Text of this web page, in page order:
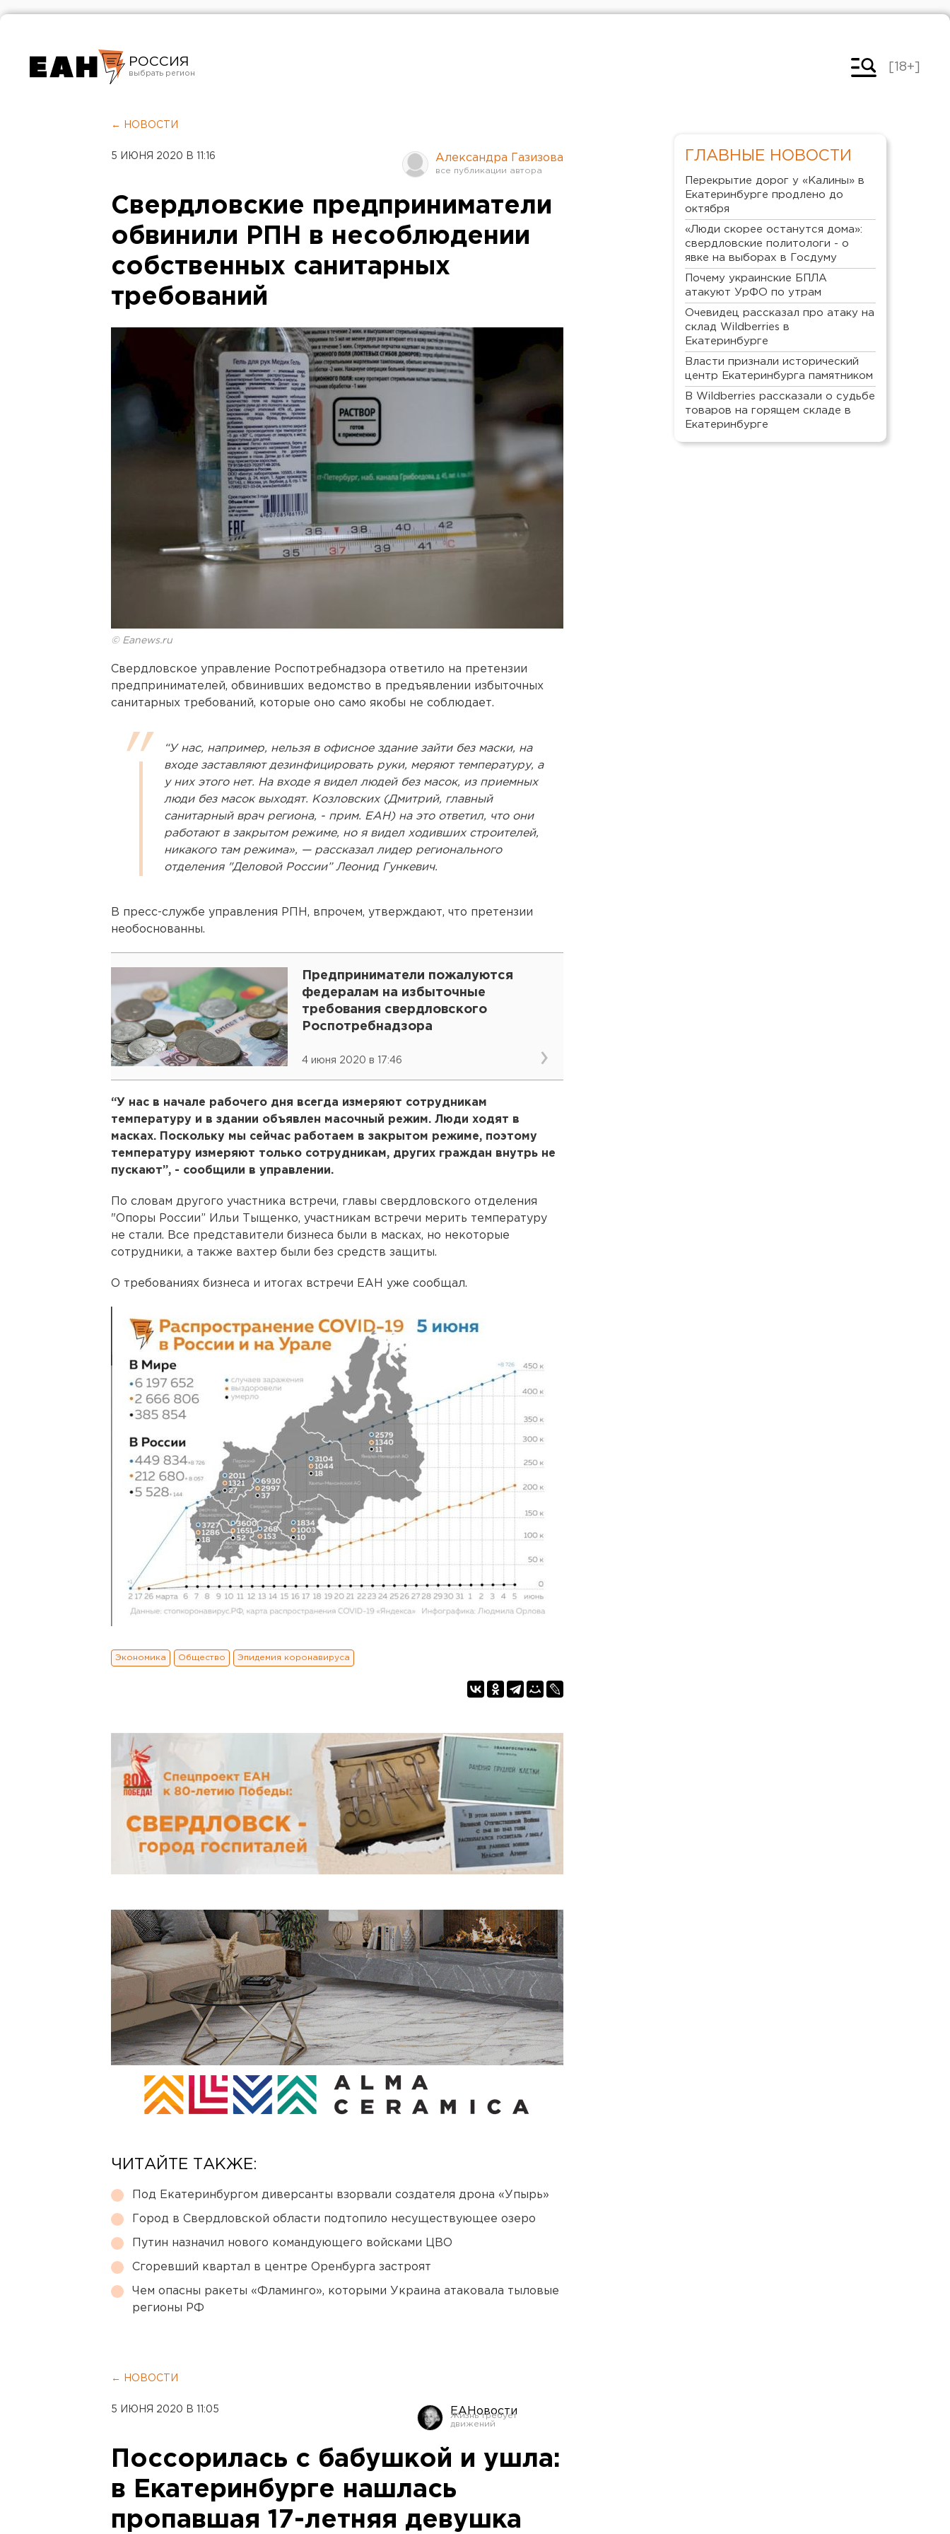
РОССИЯ
Челябинск
[18+]
← НОВОСТИ
5 ИЮНЯ 2020 В 11:16 Александра Газизова
Свердловские предприниматели
обвинили РПН в несоблюдении
собственных санитарных
требований
© Eanews.ru
Свердловское управление Роспотребнадзора ответило на претензии
предпринимателей, обвинивших ведомство в предъявлении избыточных
санитарных требований, которые оно само якобы не соблюдает.
“У нас, например, нельзя в офисное здание зайти без маски, на
входе заставляют дезинфицировать руки, меряют температуру, а
у них этого нет. На входе я видел людей без масок, из приемных
люди без масок выходят. Козловских (Дмитрий, главный
санитарный врач региона, - прим. ЕАН) на это ответил, что они
работают в закрытом режиме, но я видел ходивших строителей,
никакого там режима», — рассказал лидер регионального
отделения "Деловой России” Леонид Гункевич.
В пресс-службе управления РПН, впрочем, утверждают, что претензии
необоснованны.
Предприниматели пожалуются
федералам на избыточные
требования свердловского
Роспотребнадзора
4 июня 2020 в 17:46
“У нас в начале рабочего дня всегда измеряют сотрудникам
температуру и в здании объявлен масочный режим. Люди ходят в
масках. Поскольку мы сейчас работаем в закрытом режиме, поэтому
температуру измеряют только сотрудникам, других граждан внутрь не
пускают”, - сообщили в управлении.
По словам другого участника встречи, главы свердловского отделения
"Опоры России” Ильи Тыщенко, участникам встречи мерить температуру
не стали. Все представители бизнеса были в масках, но некоторые
сотрудники, а также вахтер были без средств защиты.
О требованиях бизнеса и итогах встречи ЕАН уже сообщал.
Экономика Общество Эпидемия коронавируса
ЧИТАЙТЕ ТАКЖЕ:
Под Екатеринбургом диверсанты взорвали создателя дрона «Упырь»
Город в Свердловской области подтопило несуществующее озеро
Путин назначил нового командующего войсками ЦВО
Сгоревший квартал в центре Оренбурга застроят
Чем опасны ракеты «Фламинго», которыми Украина атаковала тыловые
регионы РФ
← НОВОСТИ
5 ИЮНЯ 2020 В 11:05 ЕАНовости
Поссорилась с бабушкой и ушла:
в Екатеринбурге нашлась
пропавшая 17-летняя девушка
ГЛАВНЫЕ НОВОСТИ
Перекрытие дорог у «Калины» в
Екатеринбурге продлено до
октября
«Люди скорее останутся дома»:
свердловские политологи - о
явке на выборах в Госдуму
Почему украинские БПЛА
атакуют УрФО по утрам
Очевидец рассказал про атаку на
склад Wildberries в
Екатеринбурге
Власти признали исторический
центр Екатеринбурга памятником
В Wildberries рассказали о судьбе
товаров на горящем складе в
Екатеринбурге